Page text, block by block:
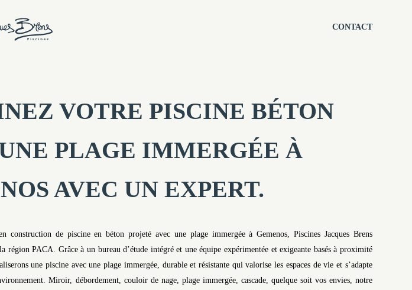
CONTACT
VOTRE PISCINE BÉTON
PLAGE IMMERGÉE À
AVEC UN EXPERT.
construction de piscine en béton projeté avec une plage immergée à Gemenos, Piscines Jacques Brens
région PACA. Grâce à un bureau d’étude intégré et une équipe expérimentée et exigeante basés à proximité
une piscine avec une plage immergée, durable et résistante qui valorise les espaces de vie et s’adapte
Miroir, débordement, couloir de nage, plage immergée, cascade, quelque soit vos envies, notre